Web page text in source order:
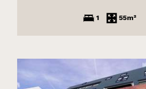
1 55m²